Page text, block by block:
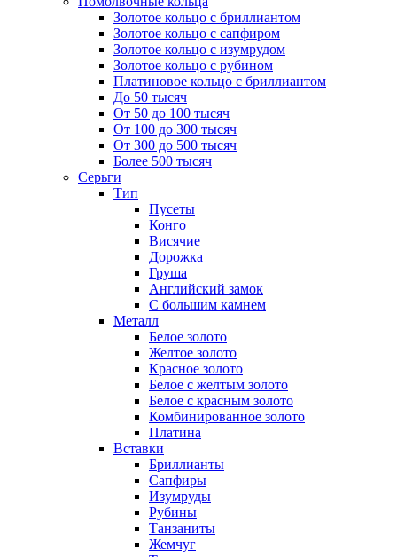
Золотое кольцо с бриллиантом
Золотое кольцо с сапфиром
Золотое кольцо с изумрудом
Золотое кольцо с рубином
Платиновое кольцо с бриллиантом
До 50 тысяч
От 50 до 100 тысяч
От 100 до 300 тысяч
От 300 до 500 тысяч
Более 500 тысяч
Серьги
Тип
Пусеты
Конго
Висячие
Дорожка
Груша
Английский замок
С большим камнем
Металл
Белое золото
Желтое золото
Красное золото
Белое с желтым золото
Белое с красным золото
Комбинированное золото
Платина
Вставки
Бриллианты
Сапфиры
Изумруды
Рубины
Танзаниты
Жемчуг